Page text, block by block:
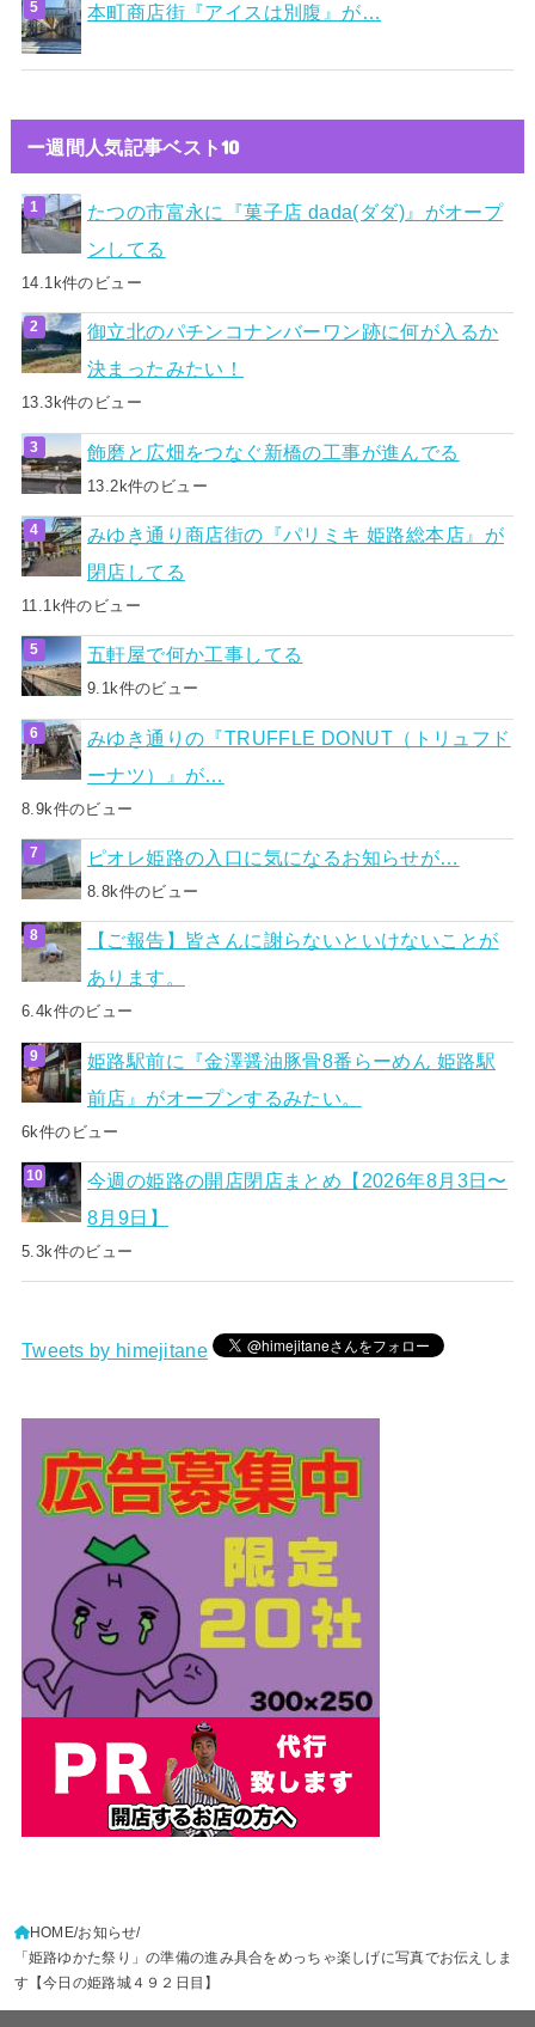
本町商店街『アイスは別腹』が…
ー週間人気記事ベスト10
たつの市富永に『菓子店 dada(ダダ)』がオープ
ンしてる
14.1k件のビュー
御立北のパチンコナンバーワン跡に何が入るか
決まったみたい！
13.3k件のビュー
飾磨と広畑をつなぐ新橋の工事が進んでる
13.2k件のビュー
みゆき通り商店街の『パリミキ 姫路総本店』が
閉店してる
11.1k件のビュー
五軒屋で何か工事してる
9.1k件のビュー
みゆき通りの『TRUFFLE DONUT（トリュフド
ーナツ）』が…
8.9k件のビュー
ピオレ姫路の入口に気になるお知らせが…
8.8k件のビュー
【ご報告】皆さんに謝らないといけないことが
あります。
6.4k件のビュー
姫路駅前に『金澤醤油豚骨8番らーめん 姫路駅
前店』がオープンするみたい。
6k件のビュー
今週の姫路の開店閉店まとめ【2026年8月3日〜
8月9日】
5.3k件のビュー
Tweets by himejitane
HOME お知らせ
「姫路ゆかた祭り」の準備の進み具合をめっちゃ楽しげに写真でお伝えしま
す【今日の姫路城４９２日目】